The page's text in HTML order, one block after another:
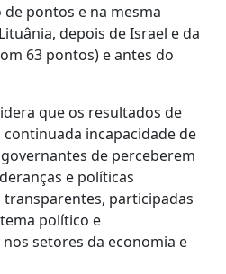
pontos e na mesma
depois de Israel e da
63 pontos) e antes do
que os resultados de
incapacidade de
de perceberem
e políticas
participadas
político e
setores da economia e